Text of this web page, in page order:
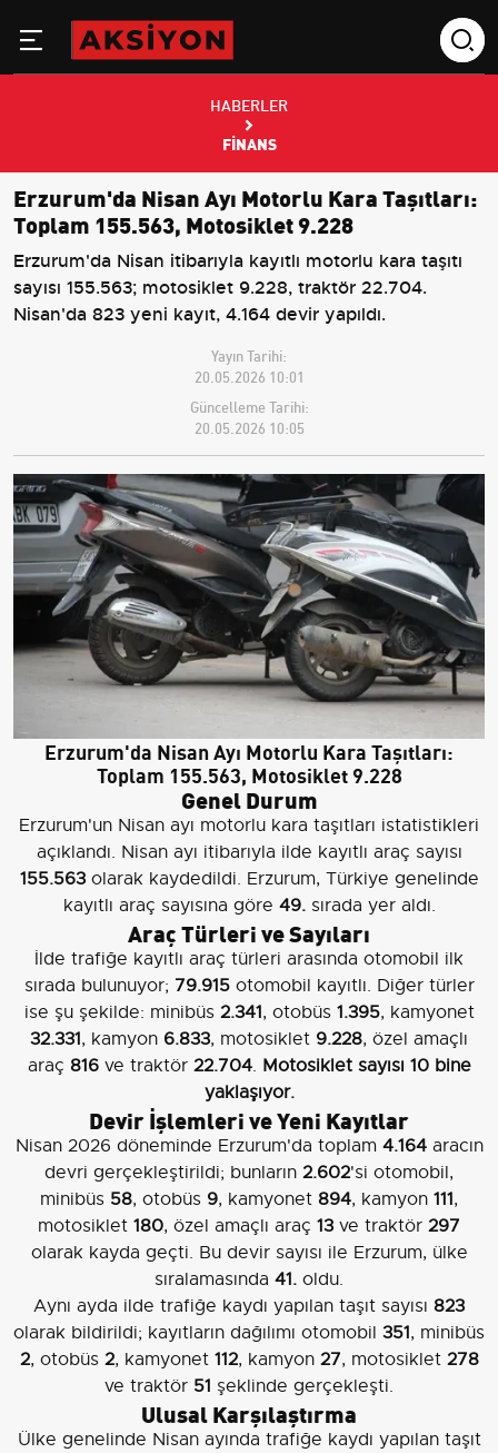
HABERLER
FINANS
Erzurum'da Nisan Ayı Motorlu Kara Taşıtları:
Toplam 155.563, Motosiklet 9.228
Erzurum'da Nisan itibarıyla kayıtlı motorlu kara taşıtı
sayısı 155.563; motosiklet 9.228, traktör 22.704.
Nisan'da 823 yeni kayıt, 4.164 devir yapıldı.
Yayın Tarihi:
20.05.2026 10:01
Güncelleme Tarihi:
20.05.2026 10:05
Erzurum'da Nisan Ayı Motorlu Kara Taşıtları:
Toplam 155.563, Motosiklet9.228
Genel Durum
Erzurum'un Nisan ayı motorlu kara taşıtları istatistikleri
açıklandı. Nisan ayı itibarıyla ilde kayıtlı araç sayısı
155.563olarak kaydedildi. Erzurum, Türkiye genelinde
kayıtlı araç sayısına göre 49.sırada yer aldı.
Araç Türleri ve Sayıları
İlde trafiğe kayıtlı araç türleri arasında otomobil ilk
sırada bulunuyor; 79.915otomobil kayıtlı. Diğer türler
ise şu şekilde: minibüs 2.341, otobüs 1.395, kamyonet
32.331, kamyon 6.833, motosiklet 9.228, özel amaçlı
araç 816ve traktör 22.704. Motosiklet sayısı 10 bine
yaklaşıyor.
Devir İşlemleri ve Yeni Kayıtlar
Nisan 2026 döneminde Erzurum'da toplam 4.164aracın
devri gerçekleştirildi; bunların 2.602'si otomobil,
minibüs 58, otobüs 9, kamyonet 894, kamyon 111,
motosiklet 180, özel amaçlı araç 13 ve traktör 297
olarak kayda geçti. Bu devir sayısı ile Erzurum, ülke
sıralamasında 41. oldu.
Aynı ayda ilde trafiğe kaydı yapılan taşıt sayısı 823
olarak bildirildi; kayıtların dağılımı otomobil 351, minibüs
2, otobüs 2, kamyonet 112, kamyon 27, motosiklet 278
ve traktör 51 şeklinde gerçekleşti.
Ulusal Karşılaştırma
Ülke genelinde Nisan ayında trafiğe kaydı yapılan taşıt